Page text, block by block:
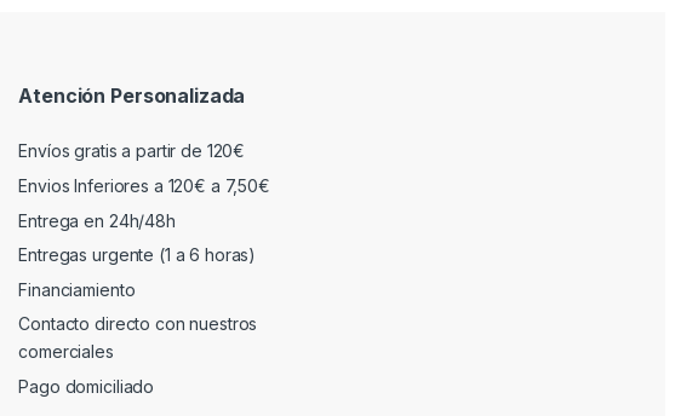
Atención Personalizada
Envíos gratis a partir de 120€
Envios Inferiores a 120€ a 7,50€
Entrega en 24h/48h
Entregas urgente (1 a 6 horas)
Financiamiento
Contacto directo con nuestros
comerciales
Pago domiciliado